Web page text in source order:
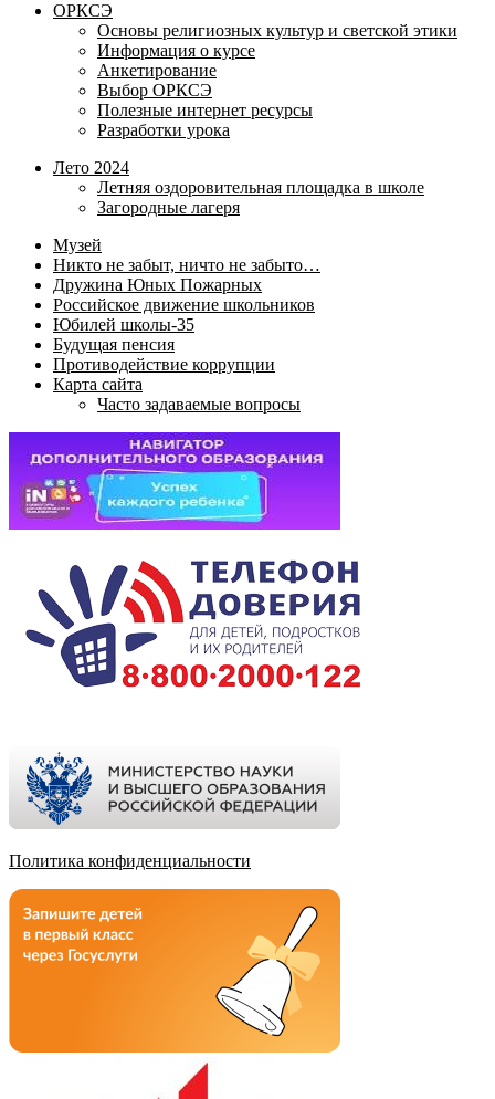
ОРКСЭ
Основы религиозных культур и светской этики
Информация о курсе
Анкетирование
Выбор ОРКСЭ
Полезные интернет ресурсы
Разработки урока
Лето 2024
Летняя оздоровительная площадка в школе
Загородные лагеря
Музей
Никто не забыт, ничто не забыто…
Дружина Юных Пожарных
Российское движение школьников
Юбилей школы-35
Будущая пенсия
Противодействие коррупции
Карта сайта
Часто задаваемые вопросы
Политика конфиденциальности